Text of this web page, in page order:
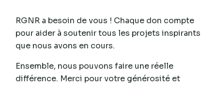
RGNR a besoin de vous ! Chaque don compte
pour aider à soutenir tous les projets inspirants
que nous avons en cours.
Ensemble, nous pouvons faire une réelle
différence. Merci pour votre générosité et